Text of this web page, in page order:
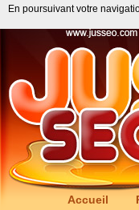
Accueil
En poursuivant votre